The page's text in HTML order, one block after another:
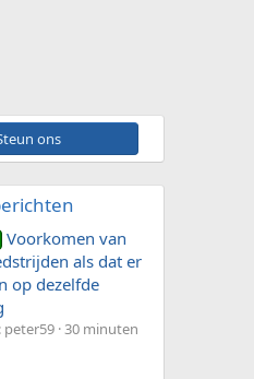
ons
Voorkomen van
als dat er
op dezelfde
peter59 30 minuten